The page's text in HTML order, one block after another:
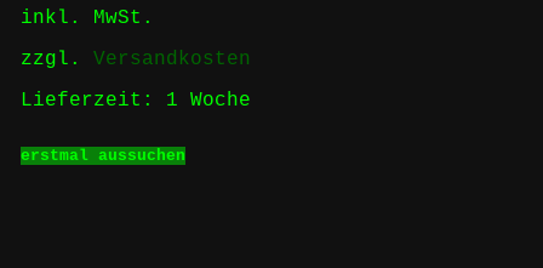
werden
inkl. MwSt.
zzgl. Versandkosten
Lieferzeit: 1 Woche
erstmal aussuchenProdukt